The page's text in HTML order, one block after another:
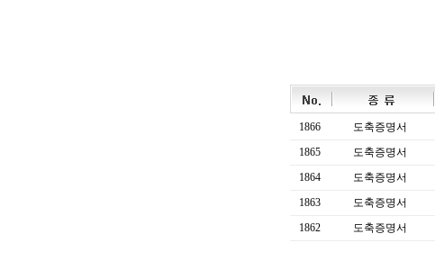
1866 도축증명서
1865
도축증명서
1864
도축증명서
1863
도축증명서
1862
도축증명서